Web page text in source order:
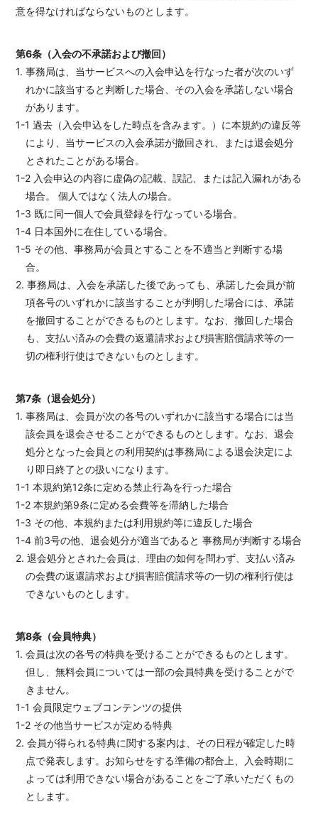
意を得なければならないものとします。
第6条（入会の不承諾および撤回）
1. 事務局は、当サービスへの入会申込を行なった者が次のいず
れかに該当すると判断した場合、その入会を承諾しない場合
があります。
1-1 過去（入会申込をした時点を含みます。）に本規約の違反等
により、当サービスの入会承諾が撤回され、または退会処分
とされたことがある場合。
1-2 入会申込の内容に虚偽の記載、誤記、または記入漏れがある
場合。 個人ではなく法人の場合。
1-3 既に同一個人で会員登録を行なっている場合。
1-4 日本国外に在住している場合。
1-5 その他、事務局が会員とすることを不適当と判断する場
合。
2. 事務局は、入会を承諾した後であっても、承諾した会員が前
項各号のいずれかに該当することが判明した場合には、承諾
を撤回することができるものとします。なお、撤回した場合
も、支払い済みの会費の返還請求および損害賠償請求等の一
切の権利行使はできないものとします。
第7条（退会処分）
1. 事務局は、会員が次の各号のいずれかに該当する場合には当
該会員を退会させることができるものとします。なお、退会
処分となった会員との利用契約は事務局による退会決定によ
り即日終了との扱いになります。
1-1 本規約第12条に定める禁止行為を行った場合
1-2 本規約第9条に定める会費等を滞納した場合
1-3 その他、本規約または利用規約等に違反した場合
1-4 前3号の他、退会処分が適当であると 事務局が判断する場合
2. 退会処分とされた会員は、理由の如何を問わず、支払い済み
の会費の返還請求および損害賠償請求等の一切の権利行使は
できないものとします。
第8条（会員特典）
1. 会員は次の各号の特典を受けることができるものとします。
但し、無料会員については一部の会員特典を受けることがで
きません。
1-1 会員限定ウェブコンテンツの提供
1-2 その他当サービスが定める特典
2. 会員が得られる特典に関する案内は、その日程が確定した時
点で発表します。お知らせをする準備の都合上、入会時期に
よっては利用できない場合があることをご了承いただくもの
とします。